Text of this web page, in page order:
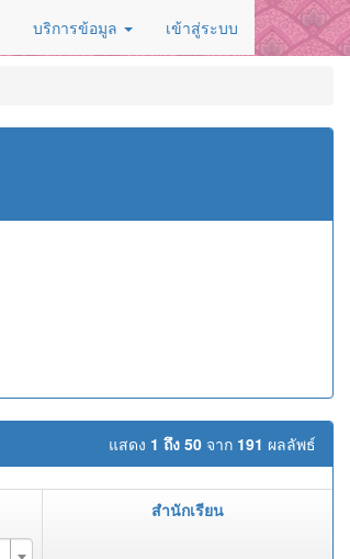
บริการข้อมูล เข้าสู่ระบบ
แสดง 1 ถึง 50 จาก 191 ผลลัพธ์
สำนักเรียน